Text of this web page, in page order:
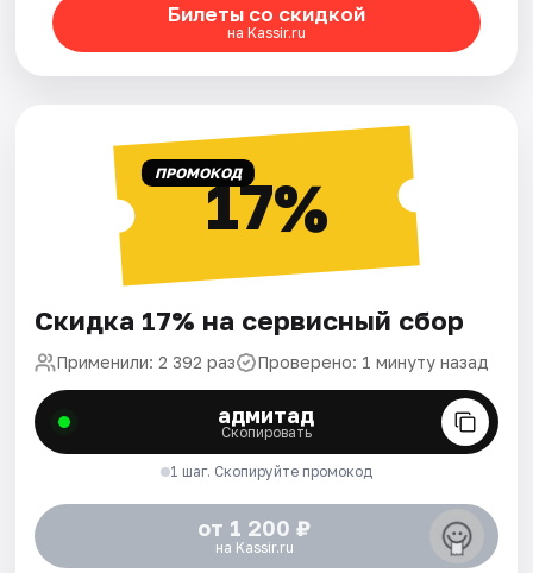
Билеты со скидкой
на Kassir.ru
ПРОМОКОД17%
Скидка 17% на сервисный сбор
Применили: 2 392 раз Проверено: 1 минуту назад
адмитад
Скопировать
1 шаг. Скопируйте промокод
от 1 200 ₽
на Kassir.ru